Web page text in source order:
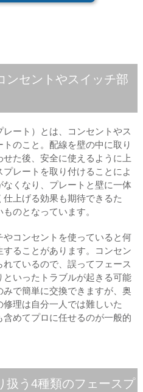
ンセントやスイッチ部
ート）とは、コンセントやス
のこと。配線を壁の中に取り
た後、安全に使えるように上
レートを取り付けることによ
くなり、プレートと壁に一体
上げる効果も期待できるた
のとなっています。
コンセントを使っていると何
ることがあります。コンセン
ているので、誤ってフェース
いったトラブルが起きる可能
で簡単に交換できますが、奥
理は自分一人では難しいた
めてプロに任せるのが一般的
扱う4種類のフェースプ